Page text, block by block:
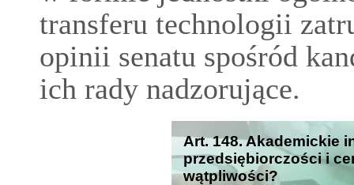
transferu technologii
opinii senatu spośród
ich rady nadzorujące.
Art. 148. Akademickie
przedsiębiorczości i
wątpliwości?